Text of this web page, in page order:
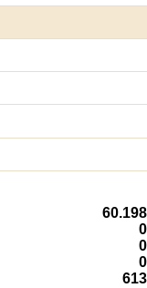
60.198
0
0
0
613